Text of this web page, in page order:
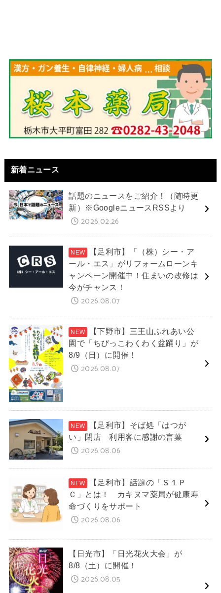
新着ニュース
話題のニュースをご紹介！（随時更
新）※GoogleニュースRSSより
2026.02.26
【足利市】「（株）シー・ア
ール・エス」がリフォームローンキ
ャンペーン開催中！住まいの改修は
今がチャンス！
2026.08.07
【下野市】三王山ふれあい公
園で「ちびっこわくわく盆踊り」が
8/9（日）に開催！
2026.08.07
【足利市】そば処「はつが
い」閉店 利用客に感謝の言葉
2026.08.06
【足利市】話題の「Ｓ１Ｐ
Ｃ」とは！ カキヌマ薬局が健康寿
命づくりをサポート
2026.08.06
【日光市】「日光花火大会」が
8/8（土）に開催！
2026.08.05